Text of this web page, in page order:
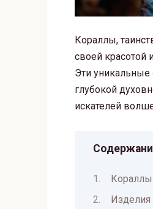
Кораллы,
своей красотой
Эти
глубокой
искателей